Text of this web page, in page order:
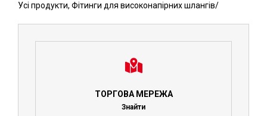
Усі продукти, Фітинги для високонапірних шлангів/
ТОРГОВА МЕРЕЖА
Знайти